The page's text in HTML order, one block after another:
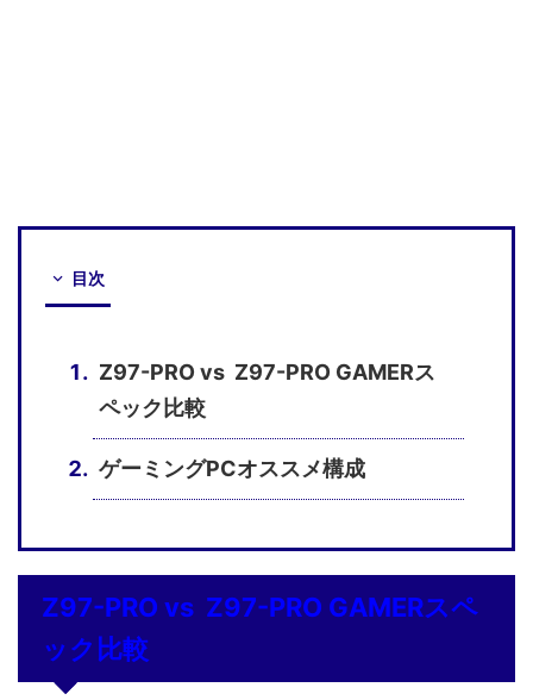
目次
Z97-PRO vs Z97-PRO GAMERス
ペック比較
ゲーミングPCオススメ構成
Z97-PRO vs Z97-PRO GAMERスペ
ック比較